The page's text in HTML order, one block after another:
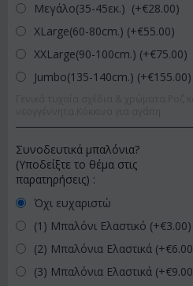
Μεγάλο(35-45εκ.) (+€28.00)
XLarge(60-80cm.) (+€55.00)
XXLarge(90-100cm.) (+€75.00)
Jumbo(135-140cm.) (+€155.00)
Συνοδευτικά μπαλόνια?
(Υποδείξτε το θέμα στις
παρατηρήσεις) :
Όχι ευχαριστώ
(1) Μπαλόνι Ελαστικό (+€3.00)
(2) Μπαλόνια Ελαστικά (+€6.00
(3) Μπαλόνια Ελαστικά (+€9.00